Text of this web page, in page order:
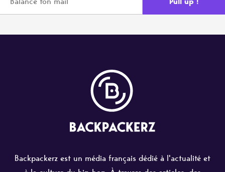
Backpackerz est un média français dédié à l'actualité et